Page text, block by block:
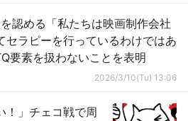
認める「私たちは映画制作会社
セラピーを行っているわけではあ
要素を扱わないことを表明
2026/3/10(Tu) 13:06
！」チェコ戦で周